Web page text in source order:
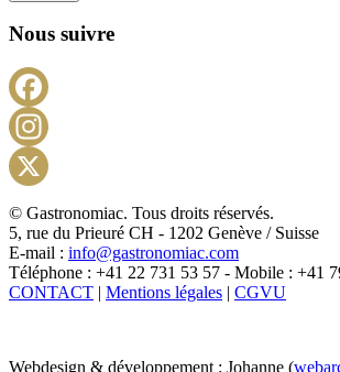
Nous suivre
X
© Gastronomiac. Tous droits réservés.
5, rue du Prieuré CH - 1202 Genève / Suisse
E-mail : info@gastronomiac.com
Téléphone : +41 22 731 53 57 - Mobile : +41
CONTACT | Mentions légales | CGVU
Webdesign & développement : Johanne (